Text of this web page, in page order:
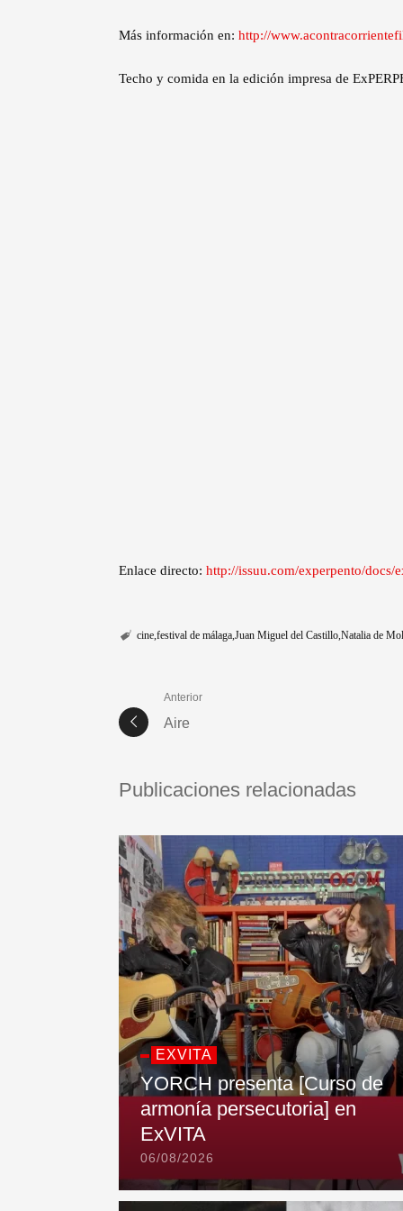
Más información en: http://
Techo y comida en la edición impresa de
Enlace directo: http://issuu.com/experpento/docs/
cine festival de málaga Juan Miguel del Castillo Natalia de
Anterior
Aire
Publicaciones relacionadas
EXVITA
YORCH presenta [Curso de
armonía persecutoria] en
ExVITA
06/08/2026